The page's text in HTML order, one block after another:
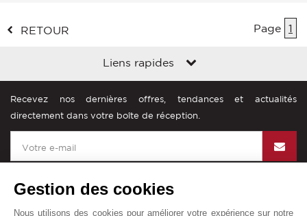
RETOUR Page 1
Liens rapides
Recevez nos dernières offres, tendances et actualités
directement dans votre boîte de réception.
Gestion des cookies
Nous utilisons des cookies pour améliorer votre expérience sur notre